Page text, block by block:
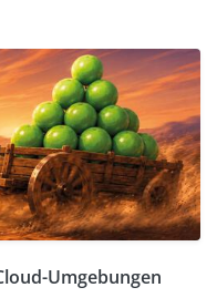
Umgebungen